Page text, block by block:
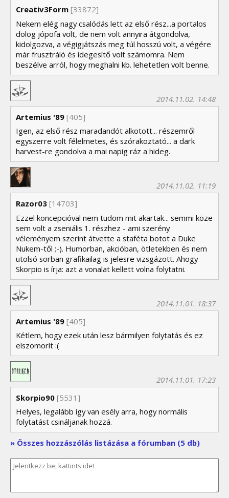
Creativ3Form [33872]
Nekem elég nagy csalódás lett az első rész...a portalos
dolog jópofa volt, de nem volt annyira átgondolva,
kidolgozva, a végigjátszás meg túl hosszú volt, a végére
már frusztráló és idegesítő volt számomra. Nem
beszélve arról, hogy meghalni kb. lehetetlen volt benne.
Artemius '89
2014.11.02. 14:48
[405]
Igen, az első rész maradandót alkotott... részemről
egyszerre volt félelmetes, és szórakoztató... a dark
harvest-re gondolva a mai napig ráz a hideg.
Razor03
2014.11.02. 11:19
[14703]
Ezzel koncepcióval nem tudom mit akartak... semmi köze
sem volt a zseniális 1. részhez - ami szerény
véleményem szerint átvette a staféta botot a Duke
Nukem-től ;-). Humorban, akcióban, ötletekben és nem
utolsó sorban grafikailag is jelesre vizsgázott. Ahogy
Skorpio is írja: azt a vonalat kellett volna folytatni.
Artemius '89
2014.11.01. 18:37
[405]
Kétlem, hogy ezek után lesz bármilyen folytatás és ez
elszomorít :(
Skorpio90
2014.11.01. 17:23
[5531]
Helyes, legalább így van esély arra, hogy normális
folytatást csináljanak hozzá.
» Összes hozzászólás listázása a fórumban (5 db)